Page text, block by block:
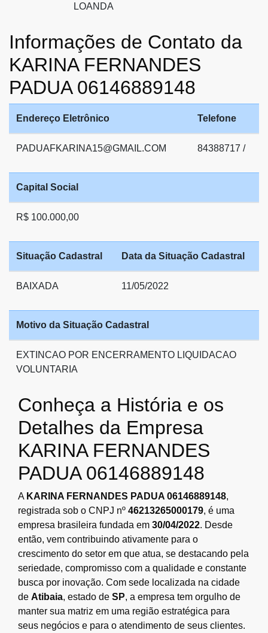
LOANDA
Informações de Contato da
KARINA FERNANDES
PADUA 06146889148
Endereço Eletrônico Telefone
PADUAFKARINA15@GMAIL.COM 84388717 /
Capital Social
R$ 100.000,00
Situação Cadastral Data da Situação Cadastral
BAIXADA 11/05/2022
Motivo da Situação Cadastral
EXTINCAO POR ENCERRAMENTO LIQUIDACAO
VOLUNTARIA
Conheça a História e os
Detalhes da Empresa
KARINA FERNANDES
PADUA 06146889148
A KARINA FERNANDES PADUA 06146889148,
registrada sob o CNPJ nº 46213265000179, é uma
empresa brasileira fundada em 30/04/2022. Desde
então, vem contribuindo ativamente para o
crescimento do setor em que atua, se destacando pela
seriedade, compromisso com a qualidade e constante
busca por inovação. Com sede localizada na cidade
de Atibaia, estado de SP, a empresa tem orgulho de
manter sua matriz em uma região estratégica para
seus negócios e para o atendimento de seus clientes.